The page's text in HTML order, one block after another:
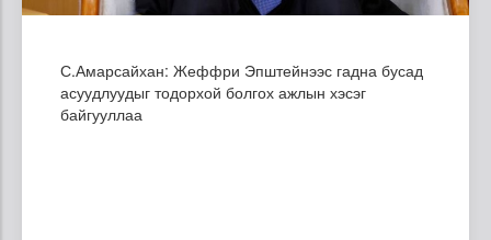
С.Амарсайхан: Жеффри Эпштейнээс гадна бусад
асуудлуудыг тодорхой болгох ажлын хэсэг
байгууллаа